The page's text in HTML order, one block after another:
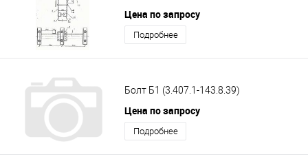
Цена по запросу
Подробнее
Болт Б1 (3.407.1-143.8.39)
Цена по запросу
Подробнее